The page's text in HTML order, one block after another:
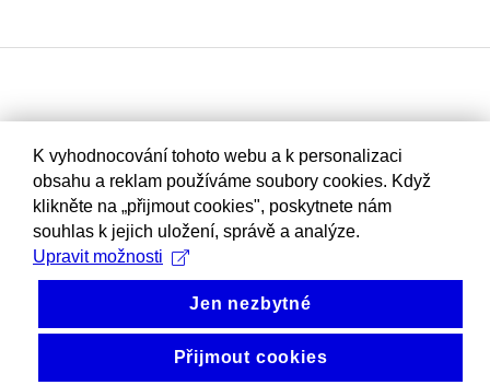
K vyhodnocování tohoto webu a k personalizaci
obsahu a reklam používáme soubory cookies. Když
klikněte na „přijmout cookies", poskytnete nám
souhlas k jejich uložení, správě a analýze.
Upravit možnosti
Jen nezbytné
Přijmout cookies